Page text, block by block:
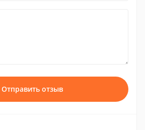
Отправить отзыв